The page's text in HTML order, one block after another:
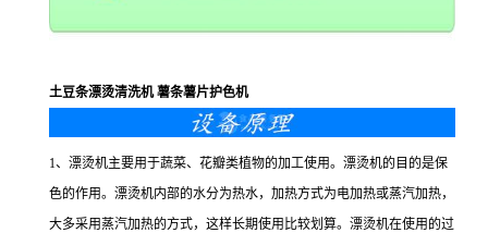
土豆条漂烫清洗机 薯条薯片护色机
1、漂烫机主要用于蔬菜、花瓣类植物的加工使用。漂烫机的目的是保
色的作用。漂烫机内部的水分为热水，加热方式为电加热或蒸汽加热，
大多采用蒸汽加热的方式，这样长期使用比较划算。漂烫机在使用的过